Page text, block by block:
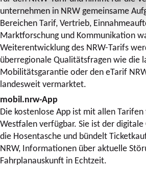
unternehmen in NRW gemeinsame
Bereichen Tarif, Vertrieb,
Marktforschung und Kommunikation
Weiterentwicklung des NRW-Tarifs
überregionale Qualitätsfragen wie die
Mobilitätsgarantie oder den eTarif
landesweit vermarktet.
mobil.nrw-App
Die kostenlose App ist mit allen
Westfalen verfügbar. Sie ist der
die Hosentasche und bündelt
NRW, Informationen über aktuelle
Fahrplanauskunft in Echtzeit.